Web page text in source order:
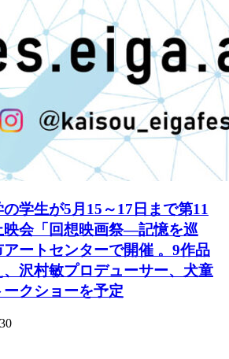
の学生が5月15～17日まで第11
映会「回想映画祭―記憶を巡
アートセンターで開催 。9作品
沢村敏プロデューサー、犬童
クショーを予定